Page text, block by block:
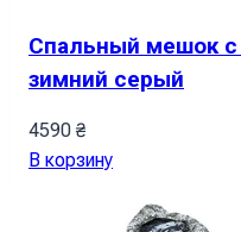
Спальный мешок
зимний серый
4590 ₴
В корзину